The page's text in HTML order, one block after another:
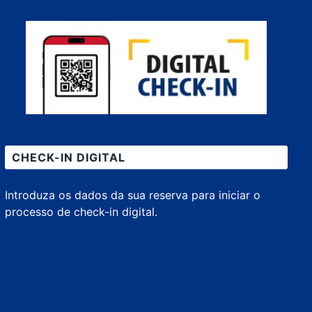
CHECK-IN DIGITAL
Introduza os dados da sua reserva para iniciar o
processo de check-in digital.